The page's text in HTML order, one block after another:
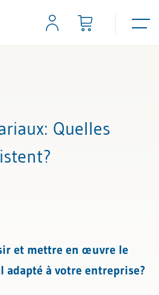
: Quelles
et mettre en œuvre le
adapté à votre entreprise?